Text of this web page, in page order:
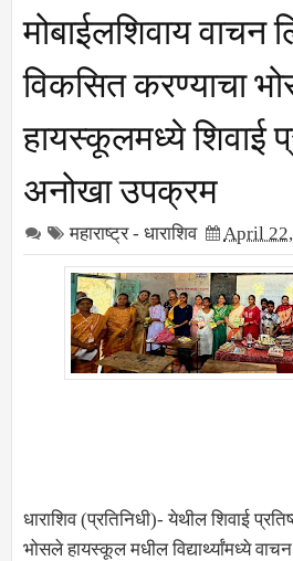
मोबाईलशिवाय
विकसित करण्याचा
हायस्कूलमध्ये शिवाई
अनोखा उपक्रम
महाराष्ट्र - धाराशिव April
धाराशिव (प्रतिनिधी)- येथील शिवाई
भोसले हायस्कूल मधील विद्यार्थ्यांमध्ये